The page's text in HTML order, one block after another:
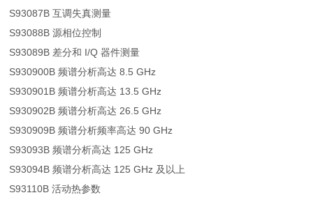
S93087B 互调失真测量
S93088B 源相位控制
S93089B 差分和 I/Q 器件测量
S930900B 频谱分析高达 8.5 GHz
S930901B 频谱分析高达 13.5 GHz
S930902B 频谱分析高达 26.5 GHz
S930909B 频谱分析频率高达 90 GHz
S93093B 频谱分析高达 125 GHz
S93094B 频谱分析高达 125 GHz 及以上
S93110B 活动热参数